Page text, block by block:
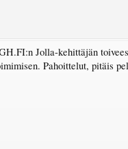
Jolla-kehittäjän
Pahoittelut, pitäis